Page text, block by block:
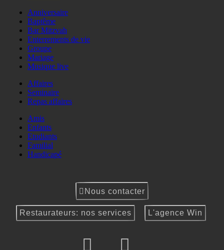
Anniversaire
Baptême
Bar Mitzvah
Enterrements de vie
Groupe
Mariage
Musique live
Affaires
Seminaire
Repas affaires
Amis
Enfants
Etudiants
Familial
Handicapé
Nous contacter
Restaurateurs: nos services L'agence Win